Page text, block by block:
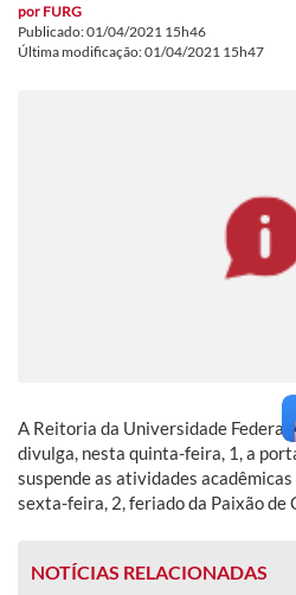
por FURG
Publicado: 01/04/2021 15h46
Última modificação: 01/04/2021 15h47
A Reitoria da Universidade Federal
divulga, nesta quinta-feira, 1, a
suspende as atividades
sexta-feira, 2, feriado da Paixão de
NOTÍCIAS RELACIONADAS